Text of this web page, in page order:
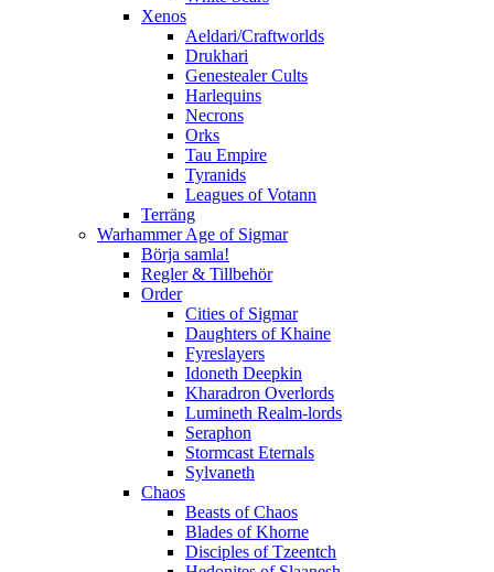
Xenos
Aeldari/Craftworlds
Drukhari
Genestealer Cults
Harlequins
Necrons
Orks
Tau Empire
Tyranids
Leagues of Votann
Terräng
Warhammer Age of Sigmar
Börja samla!
Regler & Tillbehör
Order
Cities of Sigmar
Daughters of Khaine
Fyreslayers
Idoneth Deepkin
Kharadron Overlords
Lumineth Realm-lords
Seraphon
Stormcast Eternals
Sylvaneth
Chaos
Beasts of Chaos
Blades of Khorne
Disciples of Tzeentch